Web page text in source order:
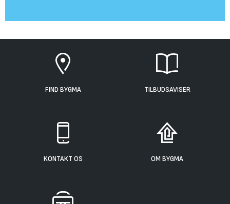
FIND BYGMA TILBUDSAVISER
KONTAKT OS OM BYGMA